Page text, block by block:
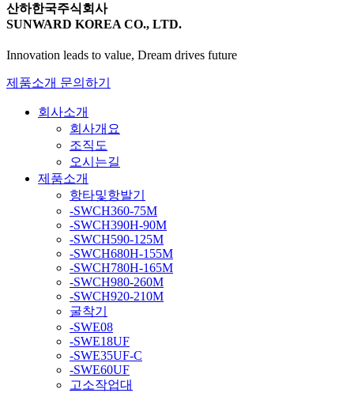
산하한국주식회사
SUNWARD KOREA CO., LTD.
Innovation leads to value, Dream drives future
제품소개 문의하기
회사소개
회사개요
조직도
오시는길
제품소개
항타및항발기
-SWCH360-75M
-SWCH390H-90M
-SWCH590-125M
-SWCH680H-155M
-SWCH780H-165M
-SWCH980-260M
-SWCH920-210M
굴착기
-SWE08
-SWE18UF
-SWE35UF-C
-SWE60UF
고소작업대